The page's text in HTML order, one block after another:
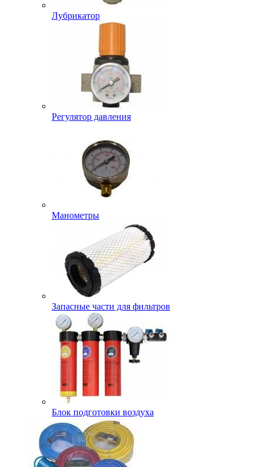
Лубрикатор
Регулятор давления
Манометры
Запасные части для фильтров
Блок подготовки воздуха